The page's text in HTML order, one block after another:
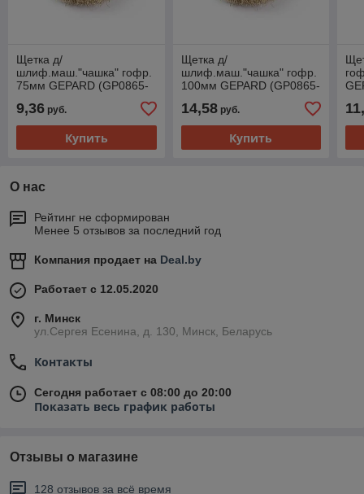
Щетка д/
шлиф.маш."чашка" гофр.
75мм GEPARD (GP0865-
9,36 руб.
Купить
Щетка д/
шлиф.маш."чашка" гофр.
100мм GEPARD (GP0865-
14,58руб.
Купить
О нас
Рейтинг не сформирован
Менее 5 отзывов за последний год
Компания продает на Deal.by
Работает с 12.05.2020
г. Минск
ул.Сергея Есенина, д. 130, Минск, Беларусь
Контакты
Сегодня работает с 08:00 до 20:00
Показать весь график работы
Отзывы о магазине
128 отзывов за всё время